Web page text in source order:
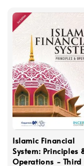
Islamic Financial
System: Principles
Operations - Third